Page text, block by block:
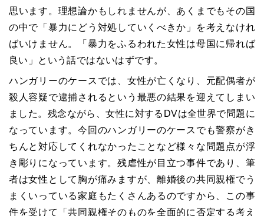
思います。理想論かもしれませんが、あくまでもその国
の中で「暴力にどう対処していくべきか」を考えなけれ
ばいけません。「暴力をふるわれた女性は母国に帰れば
良い」という話ではないはずです。
ハンガリーのケースでは、女性が亡くなり、元配偶者が
殺人容疑で逮捕されるという最悪の結果を迎えてしまい
ました。残念ながら、女性に対するDVは全世界で問題に
なっています。今回のハンガリーのケースでも警察がき
ちんと対応してくれなかったことなど様々な問題点が浮
き彫りになっています。残虐性が目立つ事件であり、筆
者は女性として胸が痛みますが、離婚後の共同親権でう
まくいっている家庭もたくさんあるのですから、この事
件を受けて「共同親権そのものを全面的に否定する考え